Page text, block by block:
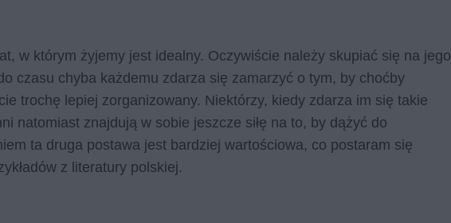
w którym żyjemy jest idealny. Oczywiście należy skupiać się na jego
czasu chyba każdemu zdarza się zamarzyć o tym, by choćby
trochę lepiej zorganizowany. Niektórzy, kiedy zdarza im się takie
natomiast znajdują w sobie jeszcze siłę na to, by dążyć do
ta druga postawa jest bardziej wartościowa, co postaram się
z literatury polskiej.